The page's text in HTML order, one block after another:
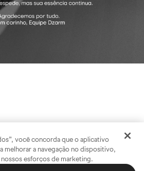
você concorda que o aplicativo
melhorar a navegação no dispositivo,
nossos esforços de marketing.